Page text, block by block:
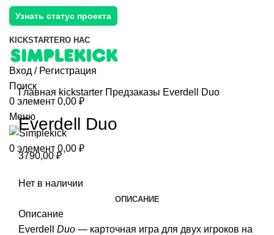
Узнать статус проекта
KICKSTARTERО НАС
Вход / Регистрация
Поиск
0 элемент 0,00 ₽
Меню
0 элемент 0,00 ₽
Главная kickstarter Предзаказы Everdell Duo
Everdell Duo
3790,00 ₽
Нет в наличии
ОПИСАНИЕ
Описание
Everdell Duo — карточная игра для двух игроков на